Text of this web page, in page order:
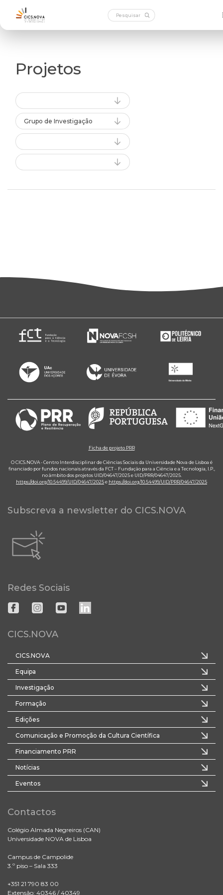
Projetos
Grupo de Investigação
Ficha de projeto PRR
O CICS.NOVA - Centro Interdisciplinar de Ciências Sociais da Universidade Nova de Lisboa é
financiado por fundos nacionais através da FCT – Fundação para a Ciência e a Tecnologia, I.P.,
no âmbito dos projetos UID/04647/2025 e UID/PRR/04647/2025.
https://doi.org/10.54499/UID/04647/2025e https://doi.org/10.54499/UID/PRR/04647/2025
Subscreva a newsletter do CICS.NOVA
Redes Sociais
CICS.NOVA
CICS.NOVA
Equipa
Investigação
Formação
Edições
Comunicação e Promoção da Cultura Científica
Financiamento PRR
Notícias
Eventos
Contactos
Colégio Almada Negreiros (CAN)
Universidade NOVA de Lisboa
Campus de Campolide
3.º piso – Sala 333
+351 21 790 83 00
Extensão: 40346 / 40349